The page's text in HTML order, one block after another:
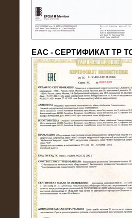
22.05.2016
Нагрузочный модуль в
10 МВт (0,4 кВ -
ЕАС - СЕРТИФИКАТ ТР